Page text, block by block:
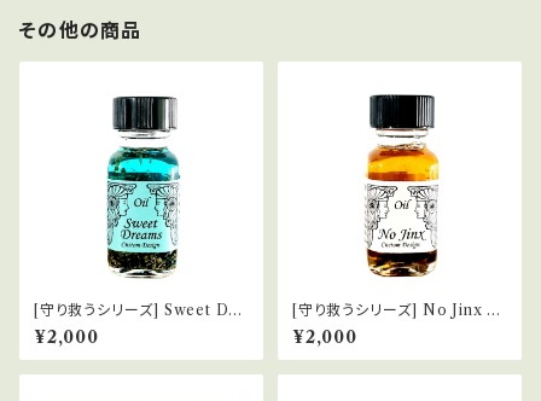
その他の商品
[守り救うシリーズ] Sweet Dre
ams 良い夢
¥2,000
[守り救うシリーズ] No Jinx ジ
ンクスを消す
¥2,000